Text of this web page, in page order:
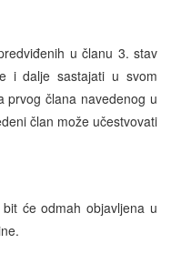
u članu 3. stav
i dalje sastajati u svom
prvog člana navedenog u
član može učestvovati
će odmah objavljena u